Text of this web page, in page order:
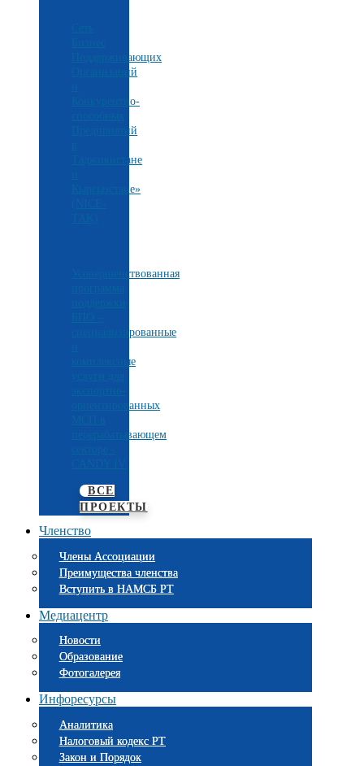
Поддерживающих
Организаций
Конкурентно-
Предприятий
Таджикистане
Кыргызстане»
Усовершенствованная
специализированные
комплексные
ориентированных
перерабатывающем
ВСЕ
ПРОЕКТЫ
Членство
Члены Ассоциации
Преимущества членства
Вступить в НАМСБ РТ
Медиацентр
Новости
Образование
Фотогалерея
Инфоресурсы
Аналитика
Налоговый кодекс РТ
Закон и Порядок